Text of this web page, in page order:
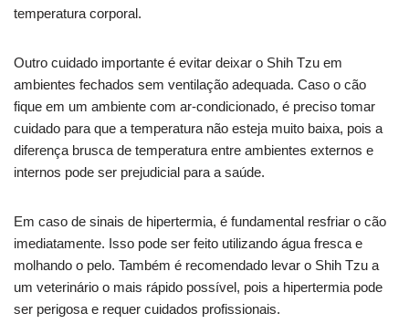
temperatura corporal.
Outro cuidado importante é evitar deixar o Shih Tzu em
ambientes fechados sem ventilação adequada. Caso o cão
fique em um ambiente com ar-condicionado, é preciso tomar
cuidado para que a temperatura não esteja muito baixa, pois a
diferença brusca de temperatura entre ambientes externos e
internos pode ser prejudicial para a saúde.
Em caso de sinais de hipertermia, é fundamental resfriar o cão
imediatamente. Isso pode ser feito utilizando água fresca e
molhando o pelo. Também é recomendado levar o Shih Tzu a
um veterinário o mais rápido possível, pois a hipertermia pode
ser perigosa e requer cuidados profissionais.